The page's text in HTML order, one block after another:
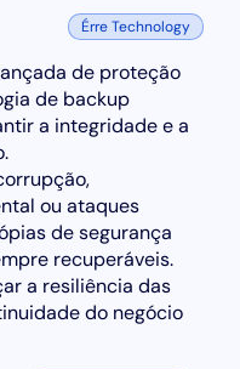
Érre Technology
de proteção
de backup
a integridade e a
ou ataques
de segurança
recuperáveis.
a resiliência das
do negócio